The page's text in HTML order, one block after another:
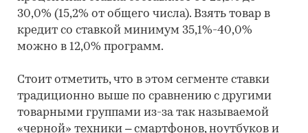
30,0% (15,2% от общего числа). Взять товар в
кредит со ставкой минимум 35,1%-40,0%
можно в 12,0% программ.
Стоит отметить, что в этом сегменте ставки
традиционно выше по сравнению с другими
товарными группами из-за так называемой
«черной» техники – смартфонов, ноутбуков и